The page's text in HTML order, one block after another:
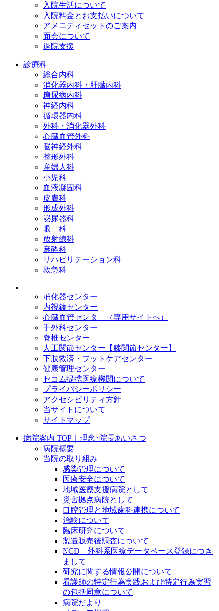
入院生活について
入院料金とお支払いについて
アメニティセットのご案内
面会について
退院支援
診療科
総合内科
消化器内科・肝臓内科
糖尿病内科
神経内科
循環器内科
外科・消化器外科
心臓血管外科
脳神経外科
整形外科
産婦人科
小児科
血液凝固科
皮膚科
形成外科
泌尿器科
眼 科
放射線科
麻酔科
リハビリテーション科
救急科
消化器センター
内視鏡センター
心臓血管センター（専用サイトへ）
手外科センター
脊椎センター
人工関節センター【膝関節センター】
下肢救済・フットケアセンター
健康管理センター
セコム提携医療機関について
プライバシーポリシー
アクセシビリティ方針
当サイトについて
サイトマップ
病院案内 TOP｜理念･院長あいさつ
病院概要
当院の取り組み
感染管理について
医療安全について
地域医療支援病院として
災害拠点病院として
口腔管理と地域歯科連携について
治験について
臨床研究について
製造販売後調査について
NCD 外科系医療データベース登録につき
まして
研究に関する情報公開について
看護師の特定行為実践および特定行為実習
の包括同意について
病院だより